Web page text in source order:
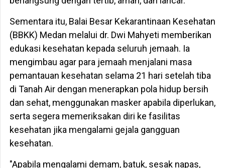
Sementara itu, Balai Besar Kekarantinaan Kesehatan
(BBKK) Medan melalui dr. Dwi Mahyeti memberikan
edukasi kesehatan kepada seluruh jemaah. Ia
mengimbau agar para jemaah menjalani masa
pemantauan kesehatan selama 21 hari setelah tiba
di Tanah Air dengan menerapkan pola hidup bersih
dan sehat, menggunakan masker apabila diperlukan,
serta segera memeriksakan diri ke fasilitas
kesehatan jika mengalami gejala gangguan
kesehatan.
"Apabila mengalami demam, batuk, sesak napas,